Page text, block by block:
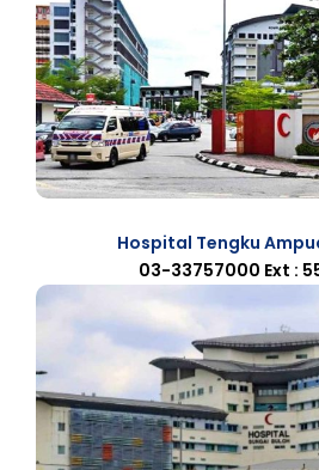
Hospital Tengku
03-33757000 Ext :